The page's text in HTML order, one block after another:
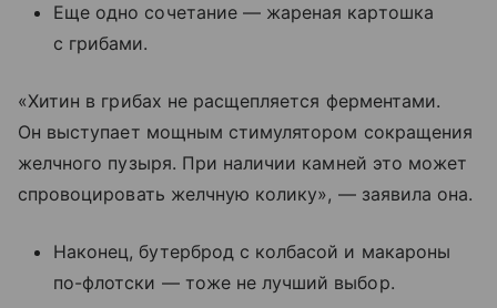
Еще одно сочетание — жареная картошка
с грибами.
«Хитин в грибах не расщепляется ферментами.
Он выступает мощным стимулятором сокращения
желчного пузыря. При наличии камней это может
спровоцировать желчную колику», — заявила она.
Наконец, бутерброд с колбасой и макароны
по-флотски — тоже не лучший выбор.